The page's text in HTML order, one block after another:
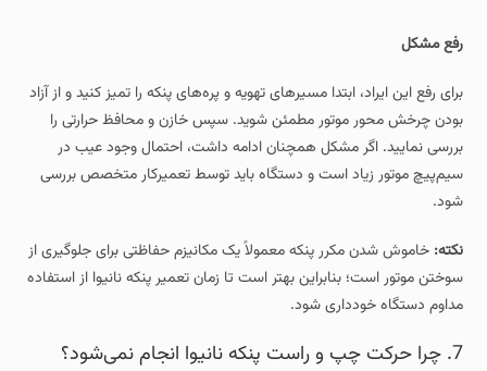
رفع مشکل
برای رفع این ایراد، ابتدا مسیرهای تهویه و پره‌های پنکه را تمیز کنید و از آزاد
بودن چرخش محور موتور مطمئن شوید. سپس خازن و محافظ حرارتی را
بررسی نمایید. اگر مشکل همچنان ادامه داشت، احتمال وجود عیب در
سیم‌پیچ موتور زیاد است و دستگاه باید توسط تعمیرکار متخصص بررسی
شود.
نکته: خاموش شدن مکرر پنکه معمولاً یک مکانیزم حفاظتی برای جلوگیری از
سوختن موتور است؛ بنابراین بهتر است تا زمان تعمیر پنکه نانیوا از استفاده
مداوم دستگاه خودداری شود.
7. چرا حرکت چپ و راست پنکه نانیوا انجام نمی‌شود؟